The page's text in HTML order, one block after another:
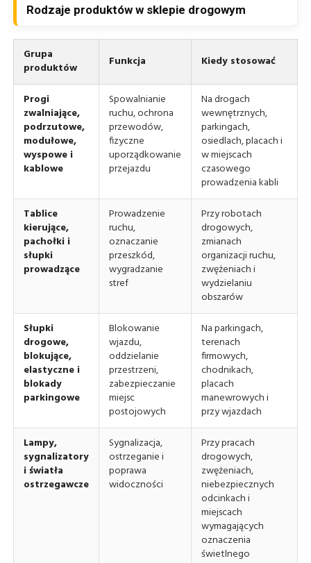
Rodzaje produktów w sklepie drogowym
Grupa
produktów
Funkcja Kiedy stosować
Progi
zwalniające,
podrzutowe,
modułowe,
wyspowe i
kablowe
Spowalnianie
ruchu, ochrona
przewodów,
fizyczne
uporządkowanie
przejazdu
Na drogach
wewnętrznych,
parkingach,
osiedlach, placach i
w miejscach
czasowego
prowadzenia kabli
Tablice
kierujące,
pachołki i
słupki
prowadzące
Prowadzenie
ruchu,
oznaczanie
przeszkód,
wygradzanie
stref
Przy robotach
drogowych,
zmianach
organizacji ruchu,
zwężeniach i
wydzielaniu
obszarów
Słupki
drogowe,
blokujące,
elastyczne i
blokady
parkingowe
Blokowanie
wjazdu,
oddzielanie
przestrzeni,
zabezpieczanie
miejsc
postojowych
Na parkingach,
terenach
firmowych,
chodnikach,
placach
manewrowych i
przy wjazdach
Lampy,
sygnalizatory
i światła
ostrzegawcze
Sygnalizacja,
ostrzeganie i
poprawa
widoczności
Przy pracach
drogowych,
zwężeniach,
niebezpiecznych
odcinkach i
miejscach
wymagających
oznaczenia
świetlnego